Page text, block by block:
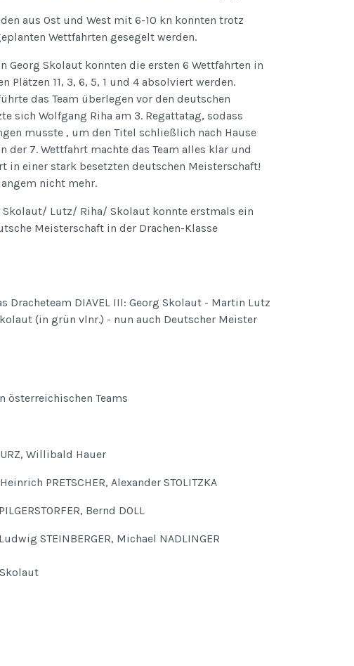
aus Ost und West mit 6-10 kn konnten trotz
Wettfahrten gesegelt werden.
Georg Skolaut konnten die ersten 6 Wettfahrten in
11, 3, 6, 5, 1 und 4 absolviert werden.
das Team überlegen vor den deutschen
sich Wolfgang Riha am 3. Regattatag, sodass
musste , um den Titel schließlich nach Hause
der 7. Wettfahrt machte das Team alles klar und
in einer stark besetzten deutschen Meisterschaft!
nicht mehr.
Skolaut/ Lutz/ Riha/ Skolaut konnte erstmals ein
Meisterschaft in der Drachen-Klasse
Dracheteam DIAVEL III: Georg Skolaut - Martin Lutz
(in grün vlnr.) - nun auch Deutscher Meister
österreichischen Teams
Willibald Hauer
PRETSCHER, Alexander STOLITZKA
Bernd DOLL
STEINBERGER, Michael NADLINGER